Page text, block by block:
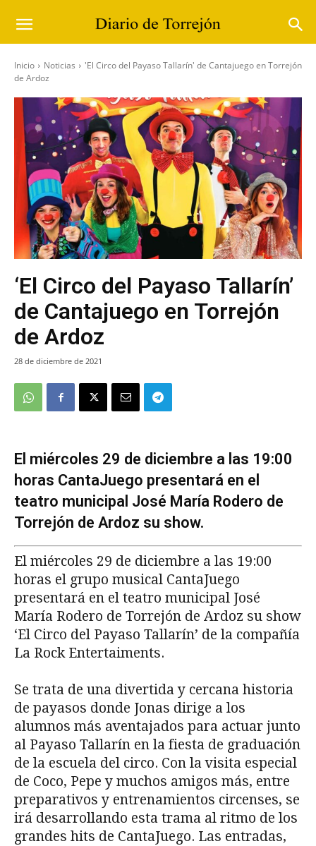
Inicio Noticias
'El Circo del Payaso Tallarín' de Cantajuego en Torrejón
de Ardoz
‘El Circo del Payaso Tallarín’
de Cantajuego en Torrejón
de Ardoz
28 de diciembre de 2021
El miércoles 29 de diciembre a las 19:00
horas CantaJuego presentará en el
teatro municipal José María Rodero de
Torrejón de Ardoz su show.
El miércoles 29 de diciembre a las 19:00
horas el grupo musical CantaJuego
presentará en el teatro municipal José
María Rodero de Torrejón de Ardoz su show
‘El Circo del Payaso Tallarín’ de la compañía
La Rock Entertaiments.
Se trata de una divertida y cercana historia
de payasos donde Jonas dirige a los
alumnos más aventajados para actuar junto
al Payaso Tallarín en la fiesta de graduación
de la escuela del circo. Con la visita especial
de Coco, Pepe y muchos amigos más, entre
preparativos y entrenamientos circenses, se
irá desarrollando esta trama al ritmo de los
grandes hits de CantaJuego. Las entradas,